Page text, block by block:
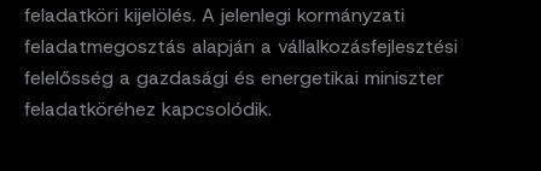
feladatköri kijelölés. A jelenlegi kormányzati
feladatmegosztás alapján a vállalkozásfejlesztési
felelősség a gazdasági és energetikai miniszter
feladatköréhez kapcsolódik.